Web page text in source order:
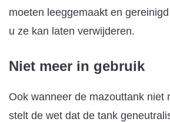
moeten leeggemaakt en
u ze kan laten verwijderen.
Niet meer in gebruik
Ook wanneer de mazouttank niet
stelt de wet dat de tank